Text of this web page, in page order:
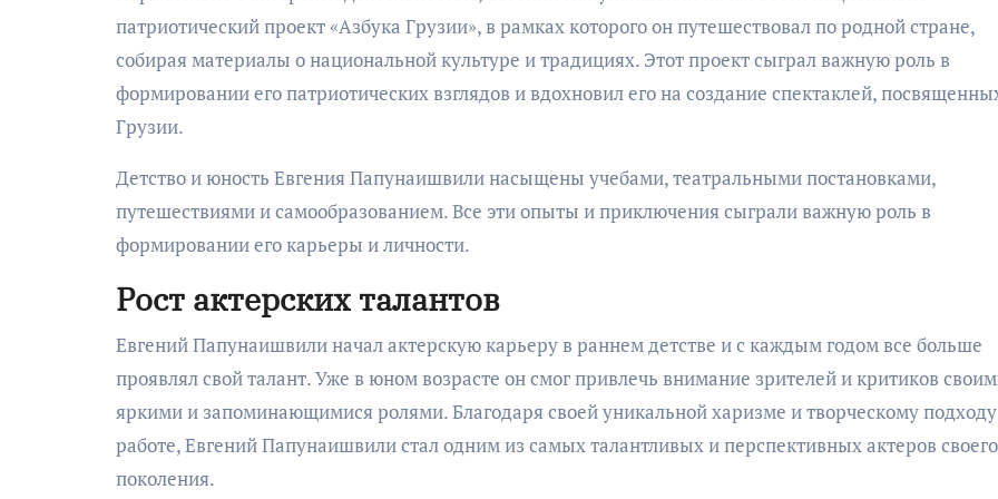
патриотический проект «Азбука Грузии», в рамках которого он путешествовал по родной стране,
собирая материалы о национальной культуре и традициях. Этот проект сыграл важную роль в
формировании его патриотических взглядов и вдохновил его на создание спектаклей,
Грузии.
Детство и юность Евгения Папунаишвили насыщены учебами, театральными постановками,
путешествиями и самообразованием. Все эти опыты и приключения сыграли важную роль в
формировании его карьеры и личности.
Рост актерских талантов
Евгений Папунаишвили начал актерскую карьеру в раннем детстве и с каждым годом все больше
проявлял свой талант. Уже в юном возрасте он смог привлечь внимание зрителей и критиков
яркими и запоминающимися ролями. Благодаря своей уникальной харизме и творческому
работе, Евгений Папунаишвили стал одним из самых талантливых и перспективных актеров своего
поколения.